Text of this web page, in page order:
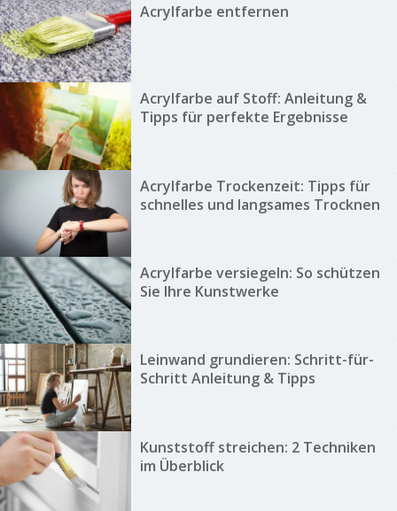
Acrylfarbe entfernen
Acrylfarbe auf Stoff: Anleitung &
Tipps für perfekte Ergebnisse
Acrylfarbe Trockenzeit: Tipps für
schnelles und langsames Trocknen
Acrylfarbe versiegeln: So schützen
Sie Ihre Kunstwerke
Leinwand grundieren: Schritt-für-
Schritt Anleitung & Tipps
Kunststoff streichen: 2 Techniken
im Überblick